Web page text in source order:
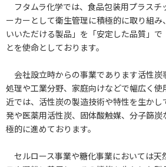
フタムラ化学では、食品包装用プラスチ
ーカーとして衛生管理に積極的に取り組
いいただける製品」を「安定した品質」で
とを使命としております。
会社設立時からの事業であります活性炭
処理や工業分野、家庭向けなどで幅広く
近では、活性炭の製造技術や特性を生か
発や医薬用活性炭、固体酸触媒、分子篩
極的に進めております。
セルロース事業や糖化事業においては天